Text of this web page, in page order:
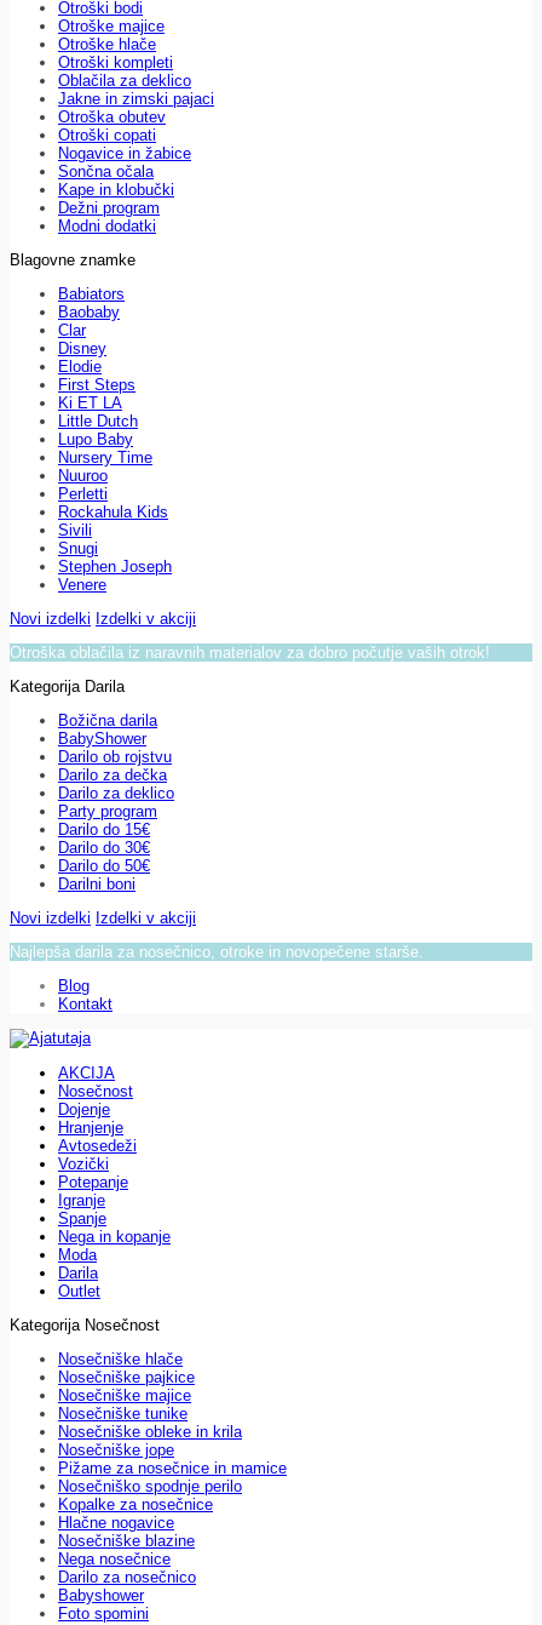
Otroški bodi
Otroške majice
Otroške hlače
Otroški kompleti
Oblačila za deklico
Jakne in zimski pajaci
Otroška obutev
Otroški copati
Nogavice in žabice
Sončna očala
Kape in klobučki
Dežni program
Modni dodatki
Blagovne znamke
Babiators
Baobaby
Clar
Disney
Elodie
First Steps
Ki ET LA
Little Dutch
Lupo Baby
Nursery Time
Nuuroo
Perletti
Rockahula Kids
Sivili
Snugi
Stephen Joseph
Venere
Novi izdelki Izdelki v akciji
Otroška oblačila iz naravnih materialov za dobro počutje vaših otrok!
Kategorija Darila
Božična darila
BabyShower
Darilo ob rojstvu
Darilo za dečka
Darilo za deklico
Party program
Darilo do 15€
Darilo do 30€
Darilo do 50€
Darilni boni
Novi izdelki Izdelki v akciji
Najlepša darila za nosečnico, otroke in novopečene starše.
Blog
Kontakt
AKCIJA
Nosečnost
Dojenje
Hranjenje
Avtosedeži
Vozički
Potepanje
Igranje
Spanje
Nega in kopanje
Moda
Darila
Outlet
Kategorija Nosečnost
Nosečniške hlače
Nosečniške pajkice
Nosečniške majice
Nosečniške tunike
Nosečniške obleke in krila
Nosečniške jope
Pižame za nosečnice in mamice
Nosečniško spodnje perilo
Kopalke za nosečnice
Hlačne nogavice
Nosečniške blazine
Nega nosečnice
Darilo za nosečnico
Babyshower
Foto spomini